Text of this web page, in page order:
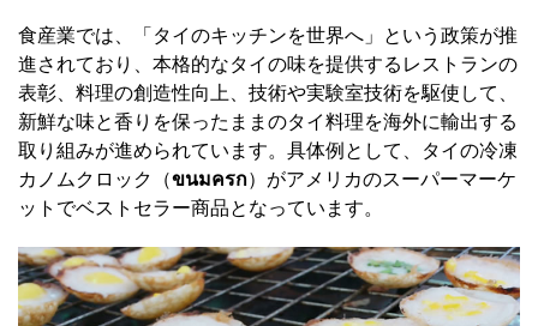
食産業では、「タイのキッチンを世界へ」という政策が推
進されており、本格的なタイの味を提供するレストランの
表彰、料理の創造性向上、技術や実験室技術を駆使して、
新鮮な味と香りを保ったままのタイ料理を海外に輸出する
取り組みが進められています。具体例として、タイの冷凍
カノムクロック（ขนมครก）がアメリカのスーパーマーケ
ットでベストセラー商品となっています。